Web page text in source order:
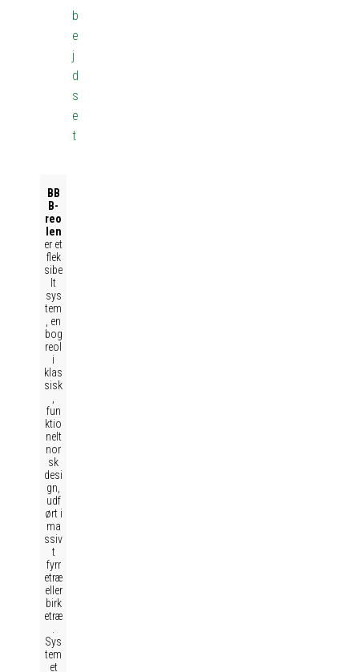
b
e
j
d
s
e
t
BB
B-
reo
len
er et
flek
sibe
lt
sys
tem
, en
bog
reol
i
klas
sisk
fun
ktio
nelt
nor
sk
desi
gn,
udf
ørt i
ma
ssiv
t
fyrr
etræ
eller
birk
etræ
Sys
tem
et